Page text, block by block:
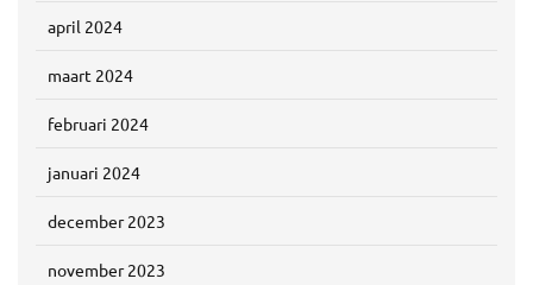
april 2024
maart 2024
februari 2024
januari 2024
december 2023
november 2023